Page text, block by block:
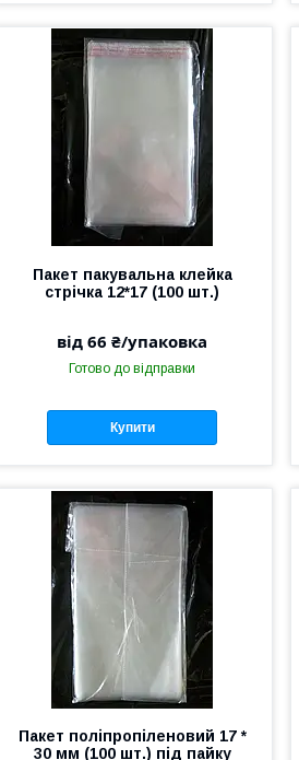
Пакет пакувальна клейка
стрічка 12*17 (100 шт.)
від 66 ₴/упаковка
Готово до відправки
Купити
Пакет поліпропіленовий 17 *
30 мм (100 шт.) під пайку